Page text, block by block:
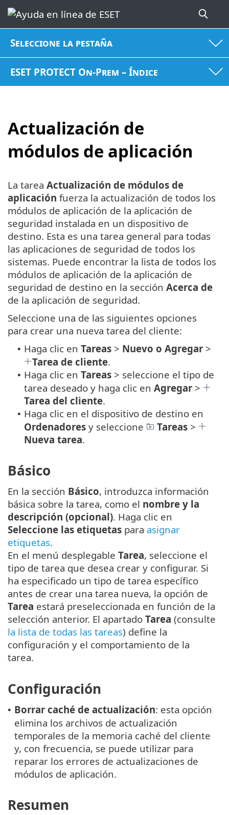
Seleccione la pestaña
ESET PROTECT On-Prem – Índice
Actualización de
módulos de aplicación
La tarea Actualización de módulos de
aplicación fuerza la actualización de todos los
módulos de aplicación de la aplicación de
seguridad instalada en un dispositivo de
destino. Esta es una tarea general para todas
las aplicaciones de seguridad de todos los
sistemas. Puede encontrar la lista de todos los
módulos de aplicación de la aplicación de
seguridad de destino en la sección Acerca de
de la aplicación de seguridad.
Seleccione una de las siguientes opciones
para crear una nueva tarea del cliente:
• Haga clic en Tareas > Nuevo o Agregar >
Tarea de cliente.
• Haga clic en Tareas > seleccione el tipo de
tarea deseado y haga clic en Agregar >
Tarea del cliente.
• Haga clic en el dispositivo de destino en
Ordenadores y seleccione Tareas >
Nueva tarea.
Básico
En la sección Básico, introduzca información
básica sobre la tarea, como el nombre y la
descripción (opcional). Haga clic en
Seleccione las etiquetas para asignar
etiquetas.
En el menú desplegable Tarea, seleccione el
tipo de tarea que desea crear y configurar. Si
ha especificado un tipo de tarea específico
antes de crear una tarea nueva, la opción de
Tarea estará preseleccionada en función de la
selección anterior. El apartado Tarea (consulte
la lista de todas las tareas) define la
configuración y el comportamiento de la
tarea.
Configuración
• Borrar caché de actualización: esta opción
elimina los archivos de actualización
temporales de la memoria caché del cliente
y, con frecuencia, se puede utilizar para
reparar los errores de actualizaciones de
módulos de aplicación.
Resumen